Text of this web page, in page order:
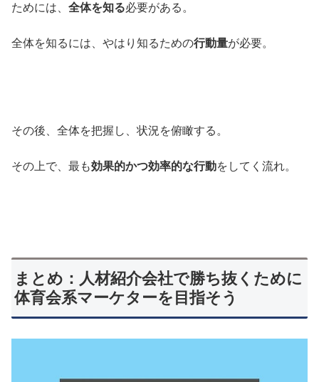
ためには、 全体を知る必要がある。
全体を知るには、やはり知るための行動量が必要。
その後、全体を把握し、状況を俯瞰する。
その上で、最も効果的かつ効率的な行動をしてく流れ。
まとめ：人材紹介会社で勝ち抜くために
体育会系マーケターを目指そう